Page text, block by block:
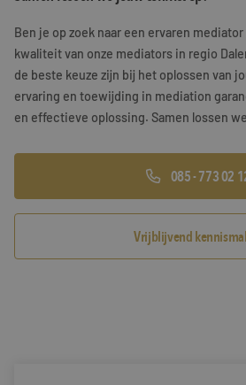
Training & Leiderschap
Referenties
Blogs
Documenten
Ben je op zoek naar een ervaren mediator
kwaliteit van onze mediators in regio
de beste keuze zijn bij het oplossen van
ervaring en toewijding in mediation
en effectieve oplossing. Samen lossen
085 - 773 02
Vrijblijvend